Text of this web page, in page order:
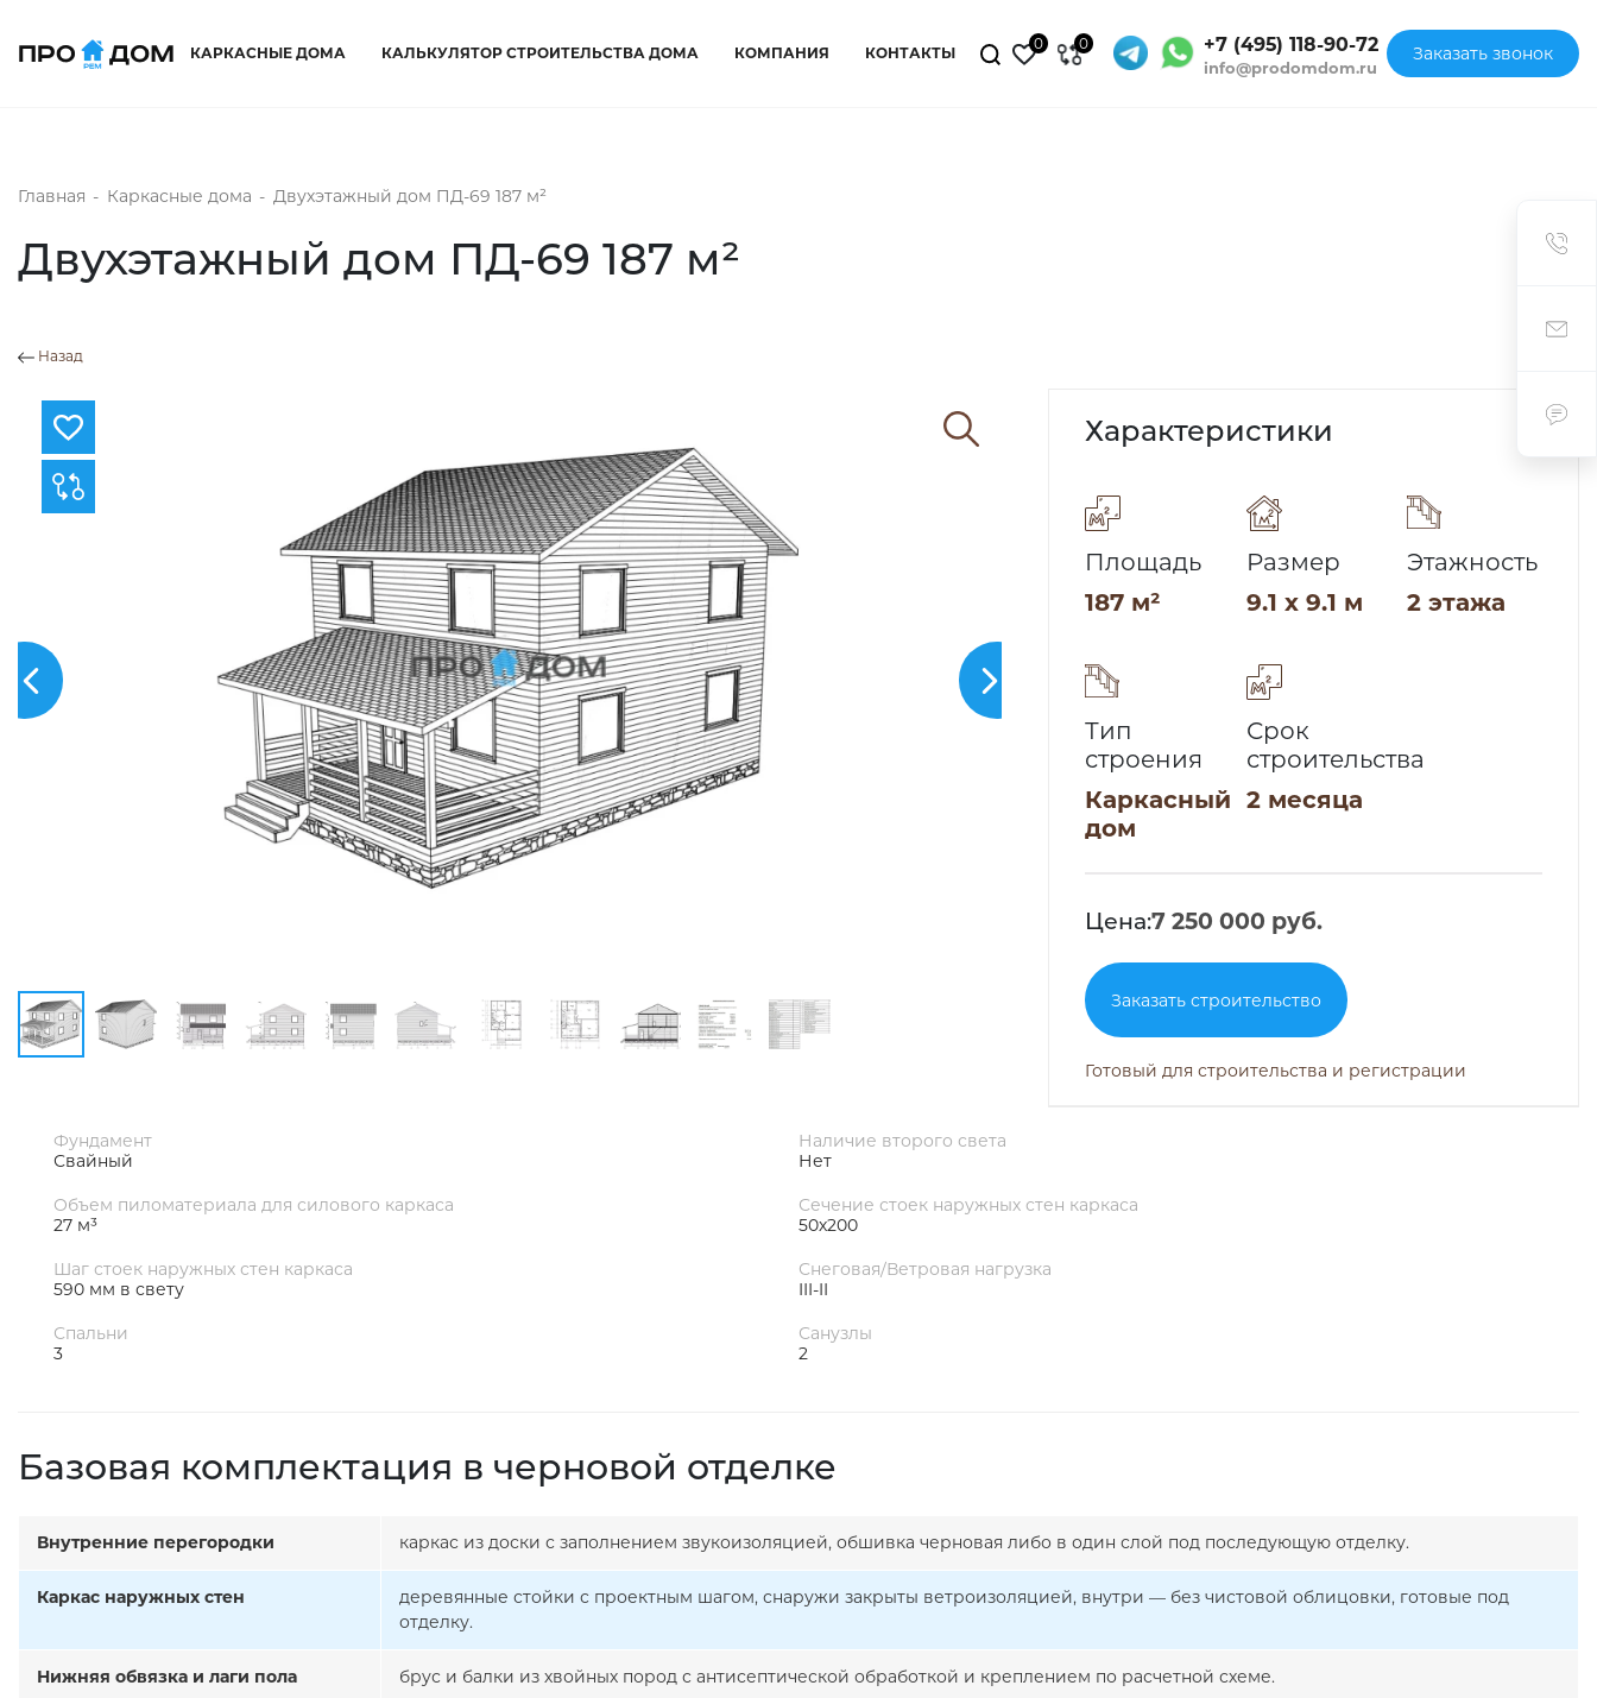
КАРКАСНЫЕ ДОМА КАЛЬКУЛЯТОР СТРОИТЕЛЬСТВА ДОМА КОМПАНИЯ КОНТАКТЫ
0 0 +7 (495) 118-90-72
info@prodomdom.ru
Заказать звонок
Главная - Каркасные дома - Двухэтажный дом ПД-69 187 м²
Двухэтажный дом ПД-69 187 м²
Назад
Характеристики
Площадь
187 м²
Размер
9.1 x 9.1 м
Этажность
2 этажа
Тип
строения
Каркасный
дом
Срок
строительства
2 месяца
Цена:7 250 000 руб.
Заказать строительство
Готовый для строительства и регистрации
Фундамент
Свайный
Наличие второго света
Нет
Объем пиломатериала для силового каркаса
27 м³
Сечение стоек наружных стен каркаса
50х200
Шаг стоек наружных стен каркаса
590 мм в свету
Снеговая/Ветровая нагрузка
III-II
Спальни
3
Санузлы
2
Базовая комплектация в черновой отделке
Внутренние перегородки каркас из доски с заполнением звукоизоляцией, обшивка черновая либо в один слой под последующую отделку.
Каркас наружных стен
деревянные стойки с проектным шагом, снаружи закрыты ветроизоляцией, внутри — без чистовой облицовки, готовые под
отделку.
Нижняя обвязка и лаги пола брус и балки из хвойных пород с антисептической обработкой и креплением по расчетной схеме.